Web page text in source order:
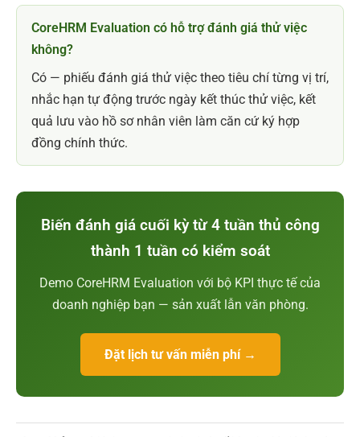
CoreHRM Evaluation có hỗ trợ đánh giá thử việc
không?
Có — phiếu đánh giá thử việc theo tiêu chí từng vị trí,
nhắc hạn tự động trước ngày kết thúc thử việc, kết
quả lưu vào hồ sơ nhân viên làm căn cứ ký hợp
đồng chính thức.
Biến đánh giá cuối kỳ từ 4 tuần thủ công
thành 1 tuần có kiểm soát
Demo CoreHRM Evaluation với bộ KPI thực tế của
doanh nghiệp bạn — sản xuất lẫn văn phòng.
Đặt lịch tư vấn miễn phí →